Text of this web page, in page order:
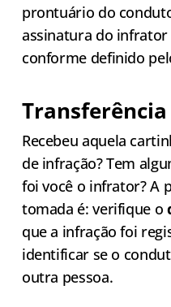
prontuário do
assinatura do infrator
conforme definido
Recebeu aquela
de infração? Tem
foi você o infrator? A
tomada é: verifique o
que a infração foi
identificar se o
outra pessoa.